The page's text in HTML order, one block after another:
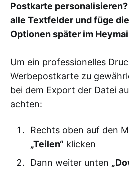
Postkarte
alle Textfelder und füge
Optionen später im
Um ein professionelles
Werbepostkarte zu
bei dem Export der Datei
achten:
Rechts oben auf den
„Teilen“ klicken
Dann weiter unten